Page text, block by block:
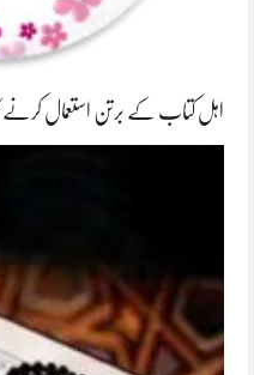
اہل کتاب کے برتن استعمال کرنے کا